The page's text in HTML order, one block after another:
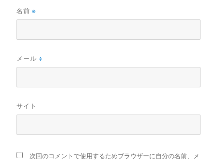
名前※
メール※
サイト
次回のコメントで使用するためブラウザーに自分の名前、メ